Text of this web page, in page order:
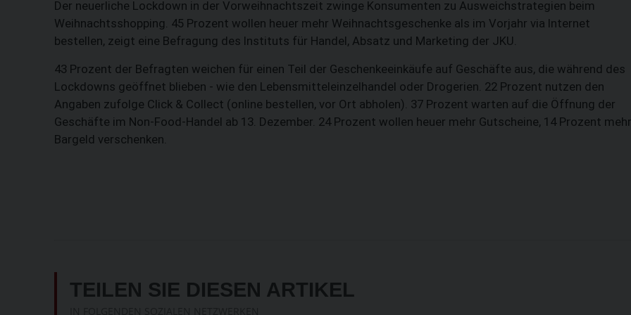
Der neuerliche Lockdown in der Vorweihnachtszeit zwinge Konsumenten zu Ausweichstrategien beim
Weihnachtsshopping. 45 Prozent wollen heuer mehr Weihnachtsgeschenke als im Vorjahr via Internet
bestellen, zeigt eine Befragung des Instituts für Handel, Absatz und Marketing der JKU.
43 Prozent der Befragten weichen für einen Teil der Geschenkeeinkäufe auf Geschäfte aus, die während des
Lockdowns geöffnet blieben - wie den Lebensmitteleinzelhandel oder Drogerien. 22 Prozent nutzen den
Angaben zufolge Click & Collect (online bestellen, vor Ort abholen). 37 Prozent warten auf die Öffnung der
Geschäfte im Non-Food-Handel ab 13. Dezember. 24 Prozent wollen heuer mehr Gutscheine, 14 Prozent mehr
Bargeld verschenken.
TEILEN SIE DIESEN ARTIKEL